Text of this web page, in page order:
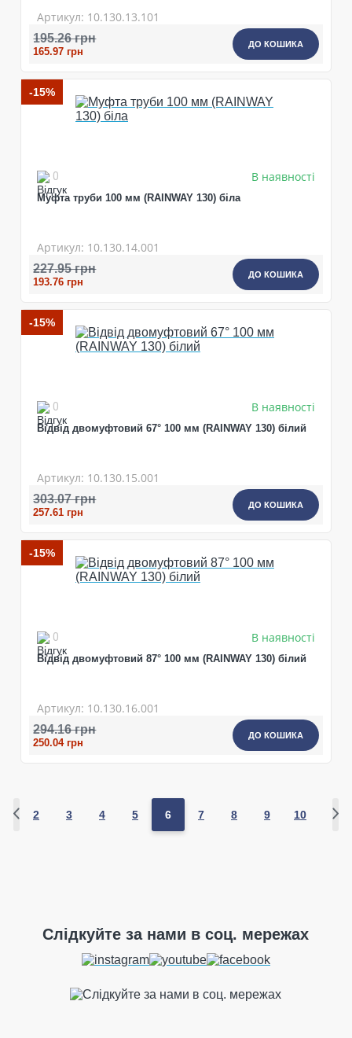
Артикул: 10.130.13.101
195.26 грн
165.97 грн
ДО КОШИКА
-15%
0 В наявності
Муфта труби 100 мм (RAINWAY 130) біла
Артикул: 10.130.14.001
227.95 грн
193.76 грн
ДО КОШИКА
-15%
0 В наявності
Відвід двомуфтовий 67° 100 мм (RAINWAY 130) білий
Артикул: 10.130.15.001
303.07 грн
257.61 грн
ДО КОШИКА
-15%
0 В наявності
Відвід двомуфтовий 87° 100 мм (RAINWAY 130) білий
Артикул: 10.130.16.001
294.16 грн
250.04 грн
ДО КОШИКА
2 3 4 5 6 7 8 9 10
Слідкуйте за нами в соц. мережах